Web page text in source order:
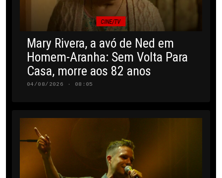
CINE/TV
Mary Rivera, a avó de Ned em
Homem-Aranha: Sem Volta Para
Casa, morre aos 82 anos
04/08/2026 · 08:05